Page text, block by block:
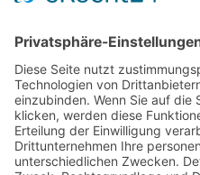
* Alle Preise
Mehrwertsteuer und zzgl.